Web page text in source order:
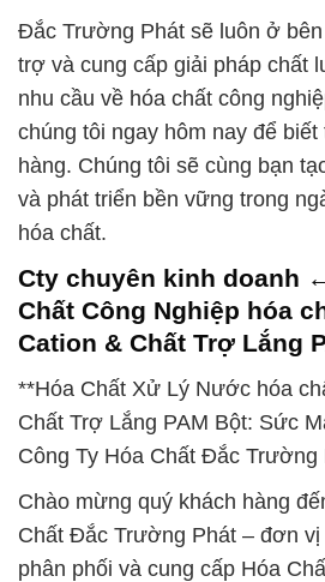
Đắc Trường Phát sẽ luôn ở
trợ và cung cấp giải pháp chất
nhu cầu về hóa chất công
chúng tôi ngay hôm nay để
hàng. Chúng tôi sẽ cùng bạn
và phát triển bền vững trong
hóa chất.
Cty chuyên kinh doanh
Chất Công Nghiệp hóa
Cation & Chất Trợ Lắng
**Hóa Chất Xử Lý Nước hóa
Chất Trợ Lắng PAM Bột: Sức
Công Ty Hóa Chất Đắc Trường
Chào mừng quý khách hàng
Chất Đắc Trường Phát – đơn
phân phối và cung cấp Hóa